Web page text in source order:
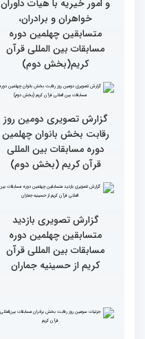
گزارش تصویری سومین روز
رقابت بخش برادران
چهلمین دوره مسابقات
دوم)
گزارش تصویری نشست
صمیمی رئیس سازمان اوقاف
و امور خیریه با هیأت داوران
خواهران و برادران،
متسابقین چهلمین دوره
مسابقات بین المللی قرآن
کریم(بخش دوم)
رقابت بخش بانوان چهلمین